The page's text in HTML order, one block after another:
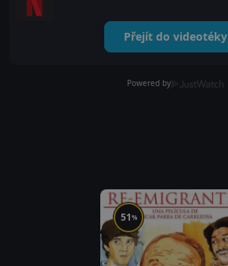
Přejít do videotéky
Powered by
51%